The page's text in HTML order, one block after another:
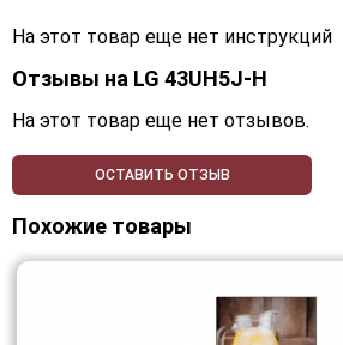
На этот товар еще нет инструкций
Отзывы на LG 43UH5J-H
На этот товар еще нет отзывов.
ОСТАВИТЬ ОТЗЫВ
Похожие товары